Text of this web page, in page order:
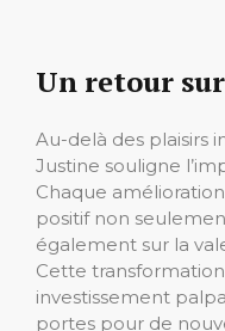
Un retour
Au-delà des plaisirs
Justine souligne
Chaque
positif non
également sur la
Cette
investissement
portes pour de